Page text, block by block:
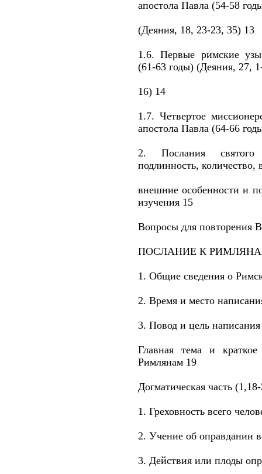
апостола Павла (54-58
(Деяния, 18, 23-23, 35) 13
1.6. Первые римские узы
(61-63 годы) (Деяния, 27,
16) 14
1.7. Четвертое
апостола Павла (64-66
2. Послания
подлинность, количество,
внешние особенности и
изучения 15
Вопросы для повторения
ПОСЛАНИЕ К
1. Общие сведения о
2. Время и место
3. Повод и цель
Главная тема и
Римлянам 19
Догматическая часть
1. Греховность всего
2. Учение об оправдании
3. Действия или плоды